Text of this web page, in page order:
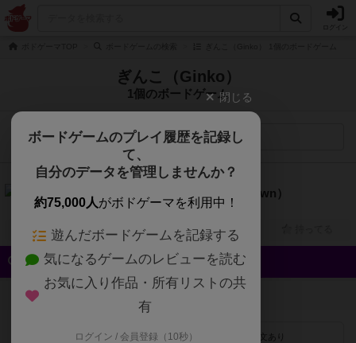
ぎんこ（Ginko）
1個のボードゲーム
検索メニュー
7.0
ハートオブクラウン（Heart of Crown）
2人～4人 20分～40分 12歳～ 2011年～
興味あり 経験あり お気に入り
クイック検索
登録状況
最近登録された順 紹介文あり
閉じる
ボードゲームのプレイ履歴を記録し
て、
自分のデータを管理しませんか？
約75,000人がボドゲーマを利用中！
遊んだボードゲームを記録する
気になるゲームのレビューを読む
お気に入り作品・所有リストの共
有
ログイン / 会員登録（10秒）